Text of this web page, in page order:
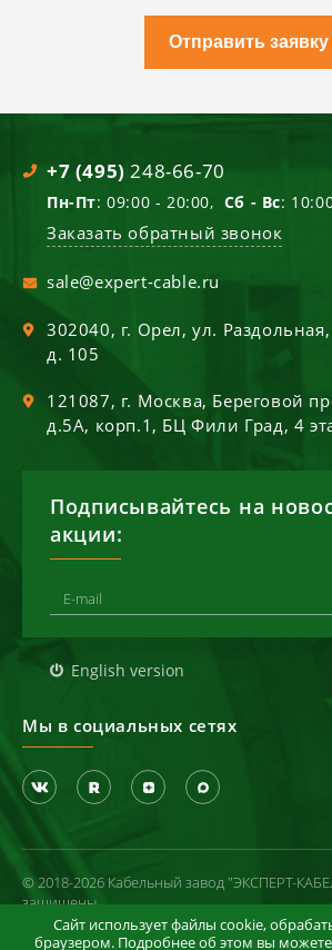
Отправить заявку
+7 (495) 248-66-70
Пн-Пт: 09:00 - 20:00, Сб - Вс:
Заказать обратный звонок
sale@expert-cable.ru
302040, г. Орел,ул. Раздольная,
д. 105
121087, г. Москва, Береговой
д.5А, корп.1, БЦ Фили Град, 4
Подписывайтесь на
акции:
English version
Мы в социальных сетях
© 2018-2026 Кабельный завод "ЭКСПЕРТ-
защищены
Политика конфиденциальности
Сайт использует файлы cookie,
браузером. Подробнее об этом вы можете